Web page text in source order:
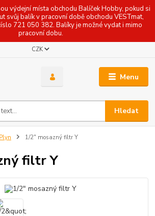
výdejní místa obchodu Balíček Hobby, pokud si
svůj balík v pracovní době obchodu VESTmat,
721 050 382. Balíky je možné vydat i mimo
pracovní dobu.
Menu
CZK
Hledat
1/2" mosazný filtr Y
filtr Y